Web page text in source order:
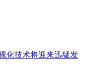
化技术将迎来迅猛发